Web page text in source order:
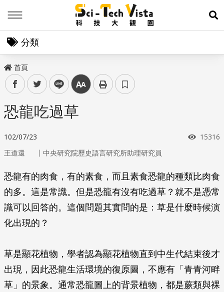
展
分類
首頁
facebooktwitter line 中
恐龍吃過草
102/07/23 瀏覽次
15316
王道還 ｜ 中央研究院歷史語言研究所助理研究員
恐龍有的肉食，有的素食，而且素食恐龍的種類比肉食
的多。這是常識。但是恐龍有沒有吃過草？就不是憑常
識可以回答的。這個問題其實問的是：草是什麼時候演
化出現的？
草是顯花植物，學者認為顯花植物直到中生代結束後才
出現，因此恐龍生活環境的復原圖，不應有「青青河畔
草」的景象。通常恐龍圖上的背景植物，都是蕨類與裸